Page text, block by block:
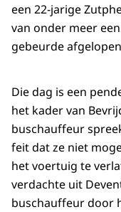
een 22-jarige
van onder meer
gebeurde
Die dag is een
het kader van
buschauffeur
feit dat ze niet
het voertuig te
verdachte uit
buschauffeur door